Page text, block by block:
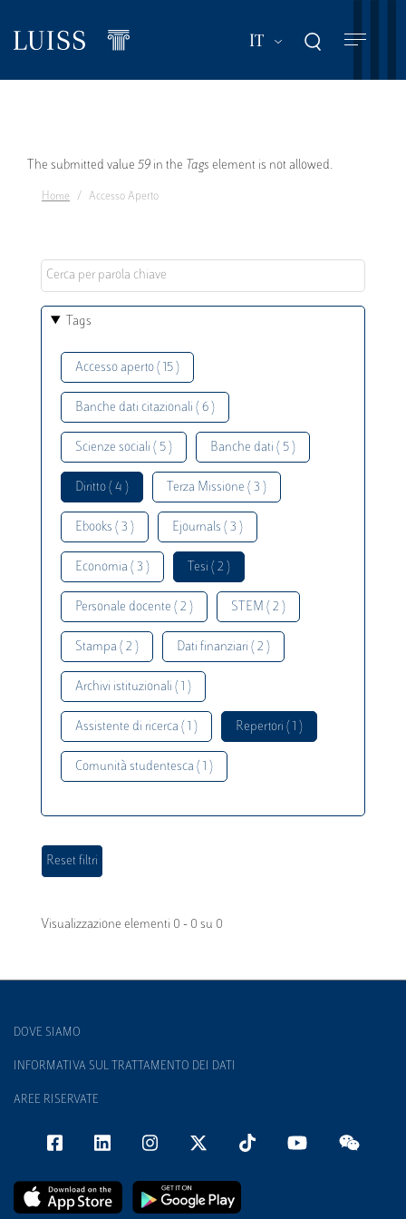
contenuto
IT Mostra ulteriori
Messaggio
di
The submitted value 59 in the Tags element is not allowed.
Home Accesso Aperto
Tags
Accesso aperto ( 15 )
Banche dati citazionali ( 6 )
Scienze sociali ( 5 ) Banche dati ( 5 )
Diritto ( 4 ) Terza Missione ( 3 )
Ebooks ( 3 ) Ejournals ( 3 )
Economia ( 3 ) Tesi ( 2 )
Personale docente ( 2 ) STEM ( 2 )
Stampa ( 2 ) Dati finanziari ( 2 )
Archivi istituzionali ( 1 )
Assistente di ricerca ( 1 ) Repertori ( 1 )
Comunità studentesca ( 1 )
Visualizzazione elementi 0 - 0 su 0
DOVE SIAMO
INFORMATIVA SUL TRATTAMENTO DEI DATI
AREE RISERVATE